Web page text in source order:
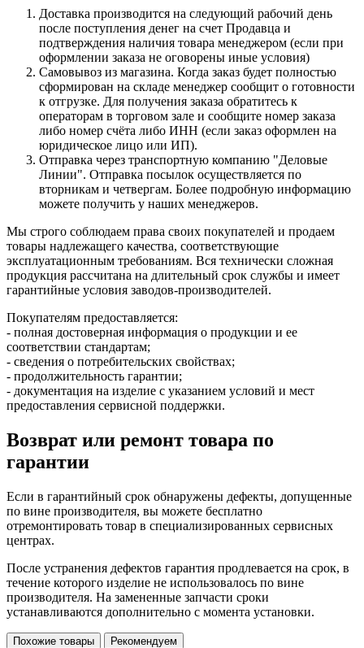
Доставка производится на следующий рабочий день
после поступления денег на счет Продавца и
подтверждения наличия товара менеджером (если при
оформлении заказа не оговорены иные условия)
Самовывоз из магазина. Когда заказ будет полностью
сформирован на складе менеджер сообщит о готовности
к отгрузке. Для получения заказа обратитесь к
операторам в торговом зале и сообщите номер заказа
либо номер счёта либо ИНН (если заказ оформлен на
юридическое лицо или ИП).
Отправка через транспортную компанию "Деловые
Линии". Отправка посылок осуществляется по
вторникам и четвергам. Более подробную информацию
можете получить у наших менеджеров.
Мы строго соблюдаем права своих покупателей и продаем
товары надлежащего качества, соответствующие
эксплуатационным требованиям. Вся технически сложная
продукция рассчитана на длительный срок службы и имеет
гарантийные условия заводов-производителей.
Покупателям предоставляется:
- полная достоверная информация о продукции и ее
соответствии стандартам;
- сведения о потребительских свойствах;
- продолжительность гарантии;
- документация на изделие с указанием условий и мест
предоставления сервисной поддержки.
Возврат или ремонт товара по
гарантии
Если в гарантийный срок обнаружены дефекты, допущенные
по вине производителя, вы можете бесплатно
отремонтировать товар в специализированных сервисных
центрах.
После устранения дефектов гарантия продлевается на срок, в
течение которого изделие не использовалось по вине
производителя. На замененные запчасти сроки
устанавливаются дополнительно с момента установки.
Похожие товары
Рекомендуем